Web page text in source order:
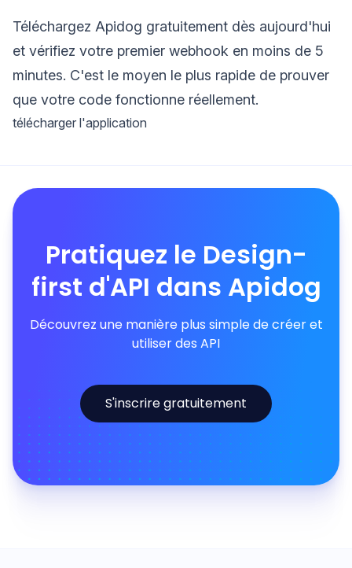
Téléchargez Apidog gratuitement dès aujourd'hui
et vérifiez votre premier webhook en moins de 5
minutes. C'est le moyen le plus rapide de prouver
que votre code fonctionne réellement.
télécharger l'application
Pratiquez le Design-
first d'API dans Apidog
Découvrez une manière plus simple de créer et
utiliser des API
S'inscrire gratuitement